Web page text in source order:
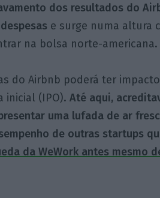
dos resultados do
e surge numa altura
na bolsa norte-americana.
do Airbnb poderá ter
inicial (IPO). Até aqui,
uma lufada de ar
de outras startups
da WeWork antes mesmo